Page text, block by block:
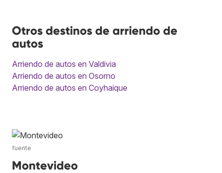
Otros destinos de arriendo de
autos
Arriendo de autos en Valdivia
Arriendo de autos en Osorno
Arriendo de autos en Coyhaique
fuente
Montevideo